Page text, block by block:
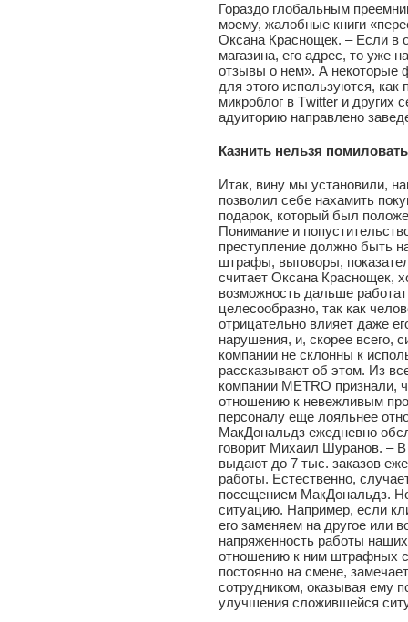
Гораздо глобальным
моему, жалобные книги
Оксана Краснощек. – Если в
магазина, его адрес, то уже
отзывы о нем». А некоторые
для этого используются,
микроблог в Тwitter и других
адуиторию направлено
Казнить нельзя помиловать
Итак, вину мы установили,
позволил себе нахамить
подарок, который был
Понимание и
преступление должно быть
штрафы, выговоры,
считает Оксана Краснощек,
возможность дальше
целесообразно, так как
отрицательно влияет даже
нарушения, и, скорее всего,
компании не склонны к
рассказывают об этом. Из
компании METRO признали,
отношению к невежливым
персоналу еще лояльнее
МакДональдз ежедневно
говорит Михаил Шуранов. –
выдают до 7 тыс. заказов
работы. Естественно,
посещением МакДональдз.
ситуацию. Например, если
его заменяем на другое или
напряженность работы
отношению к ним штрафных
постоянно на смене,
сотрудником, оказывая ему
улучшения сложившейся